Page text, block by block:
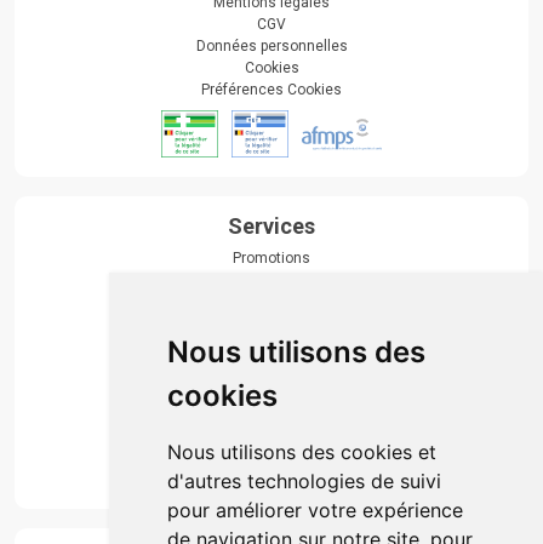
Nous utilisons des
cookies
Nous utilisons des cookies et
d'autres technologies de suivi
pour améliorer votre expérience
de navigation sur notre site, pour
CGV
Données personnelles
Cookies
Préférences Cookies
Services
Promotions
Actualités & conseils
Événements
Marques
Suivez-nous